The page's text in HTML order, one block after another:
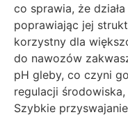
co sprawia, że
poprawiając jej
korzystny dla
do nawozów
pH gleby, co czyni
regulacji
Szybkie